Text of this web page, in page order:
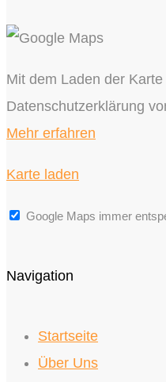
Mit dem Laden der
Datenschutzerklärung
Mehr erfahren
Karte laden
Google Maps immer
Navigation
Startseite
Über Uns